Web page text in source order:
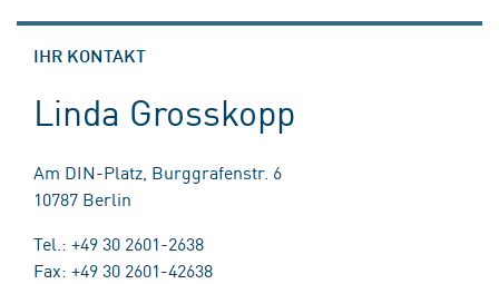
IHR KONTAKT
Linda Grosskopp
Am DIN-Platz, Burggrafenstr. 6
10787 Berlin
Tel.: +49 30 2601-2638
Fax: +49 30 2601-42638